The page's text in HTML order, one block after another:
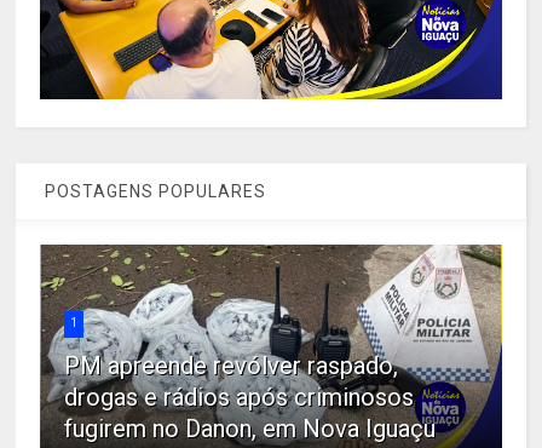
POSTAGENS POPULARES
1
PM apreende revólver raspado,
drogas e rádios após criminosos
fugirem no Danon, em Nova Iguaçu